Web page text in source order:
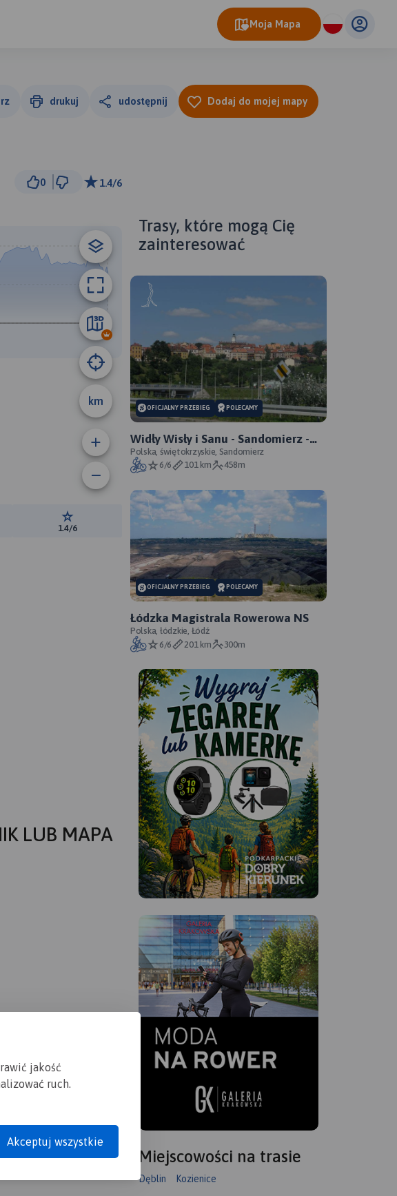
jakość
ruch.
Akceptuj wszystkie
Moja Mapa
drukuj udostępnij Dodaj do mojej mapy
0 1.4/6
5 km
km
66 km
potrzebny na pokonanie trasy:
Ocena trasy:
1.4/6
LUB MAPA
Trasy, które mogą Cię
zainteresować
OFICJALNY PRZEBIEG POLECAMY
Widły Wisły i Sanu - Sandomierz -
Zawichost - Annopol - oficjalny
przebieg
Polska, świętokrzyskie, Sandomierz
6/6
101 km 458m
OFICJALNY PRZEBIEG POLECAMY
Łódzka Magistrala Rowerowa NS
Polska, łódzkie, Łódź
6/6
201 km 300m
Miejscowości na trasie
Dęblin Kozienice